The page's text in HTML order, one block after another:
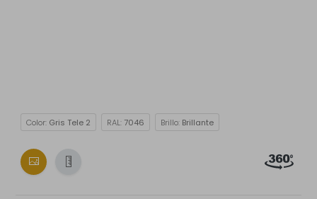
Color: Gris Tele 2 RAL:7046 Brillo: Brillante